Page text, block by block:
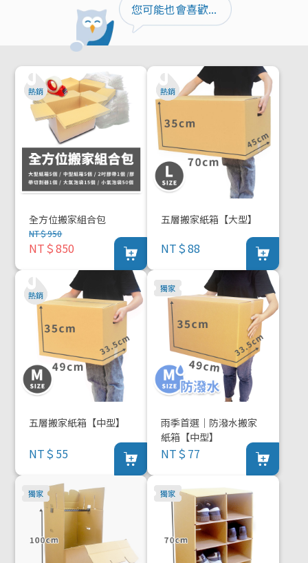
您可能也會喜歡...
全方位搬家組合包
NT＄950
NT＄850
五層搬家紙箱【大型】
NT＄88
五層搬家紙箱【中型】
NT＄55
雨季首選｜防潑水搬家
紙箱【中型】
NT＄77